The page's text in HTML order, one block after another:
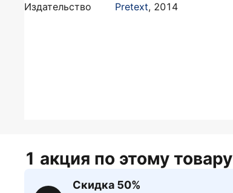
Издательство
Pretext, 2014
1 акция по этому товару
Скидка 50%